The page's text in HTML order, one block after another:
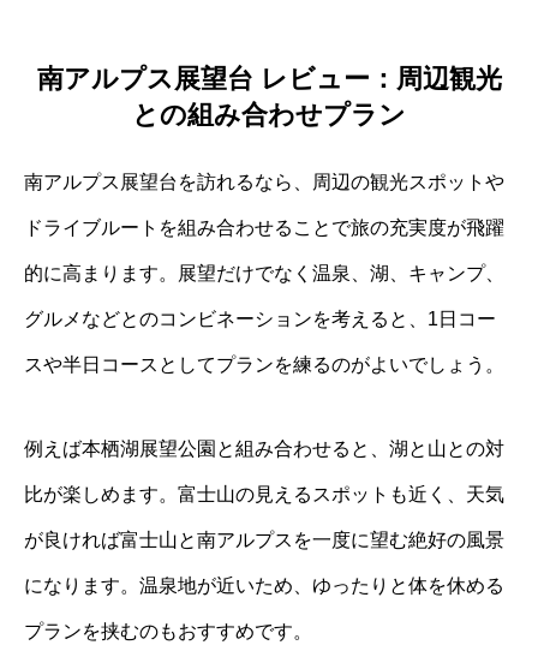
南アルプス展望台 レビュー：周辺観光
との組み合わせプラン
南アルプス展望台を訪れるなら、周辺の観光スポットや
ドライブルートを組み合わせることで旅の充実度が飛躍
的に高まります。展望だけでなく温泉、湖、キャンプ、
グルメなどとのコンビネーションを考えると、1日コー
スや半日コースとしてプランを練るのがよいでしょう。
例えば本栖湖展望公園と組み合わせると、湖と山との対
比が楽しめます。富士山の見えるスポットも近く、天気
が良ければ富士山と南アルプスを一度に望む絶好の風景
になります。温泉地が近いため、ゆったりと体を休める
プランを挟むのもおすすめです。